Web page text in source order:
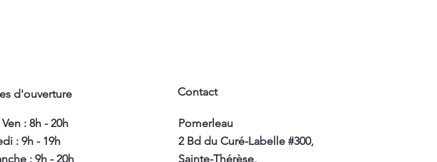
d'ouverture
: 8h - 20h
: 9h - 19h
: 9h - 20h
Contact
Pomerleau
2 Bd du Curé-Labelle #300,
Sainte-Thérèse,